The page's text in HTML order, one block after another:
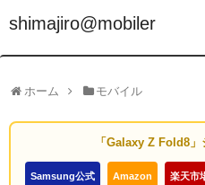
shimajiro@mobiler
ホーム モバイル
「Galaxy Z Fold8
Samsung公式 Amazon 楽天市